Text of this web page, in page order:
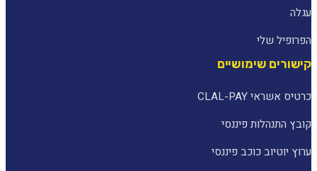
עגלה
הפרופיל שלי
קישורים שימושיים
כרטיס אשראי CLAL-PAY
קובץ התנהלות פיננסי
ערוץ יוטיוב כוכב פיננסי